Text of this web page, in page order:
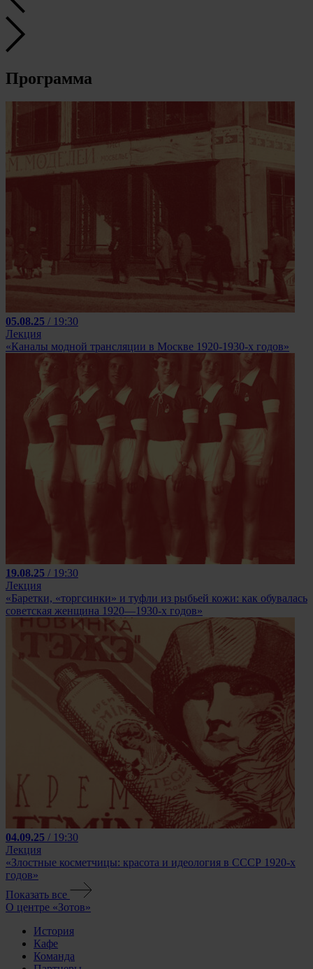
Программа
05.08.25 / 19:30
Лекция
«Каналы модной трансляции в Москве 1920-1930-х годов»
19.08.25 / 19:30
Лекция
«Баретки, «торгсинки» и туфли из рыбьей кожи: как обувалась
советская женщина 1920—1930-х годов»
04.09.25 / 19:30
Лекция
«Злостные косметчицы: красота и идеология в СССР 1920-х
годов»
Показать все
О центре «Зотов»
История
Кафе
Команда